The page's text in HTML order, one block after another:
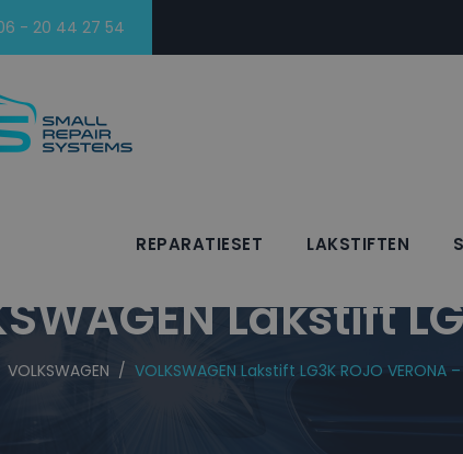
- 20 44 27 54
REPARATIESET LAKSTIFTEN
Lakstift
VOLKSWAGEN / VOLKSWAGEN Lakstift LG3K ROJO VERONA